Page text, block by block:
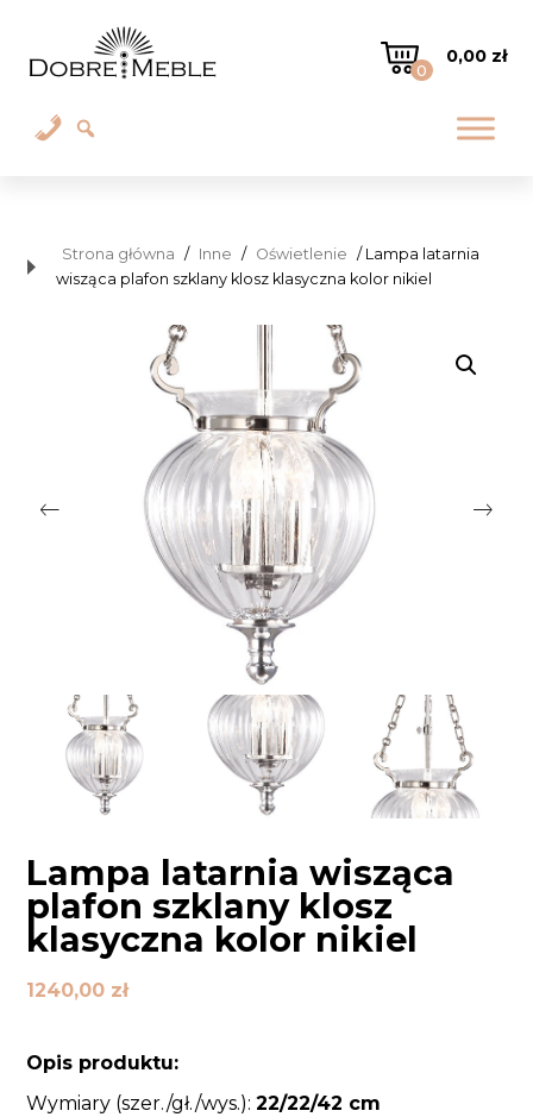
0
0,00 zł
Strona główna / Inne / Oświetlenie / Lampa latarnia
wisząca plafon szklany klosz klasyczna kolor nikiel
Lampa latarnia wisząca
plafon szklany klosz
klasyczna kolor nikiel
1240,00 zł
Opis produktu:
Wymiary (szer./gł./wys.):22/22/42 cm